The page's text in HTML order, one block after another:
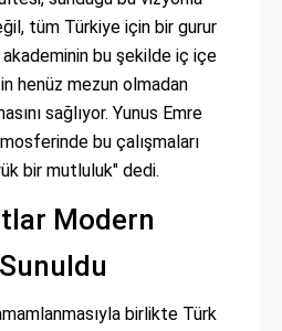
tüm Türkiye için bir gurur
akademinin bu şekilde iç içe
henüz mezun olmadan
sağlıyor. Yunus Emre
bu çalışmaları
bir mutluluk" dedi.
Modern
birlikte Türk